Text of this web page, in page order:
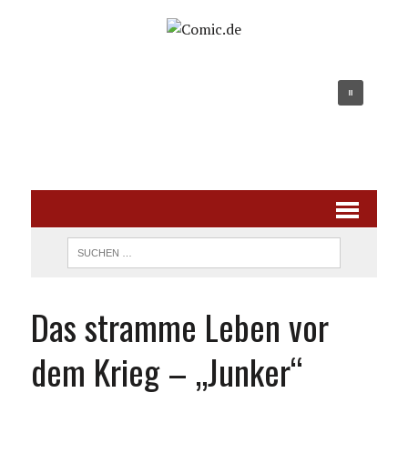
Das stramme Leben vor
dem Krieg – „Junker“